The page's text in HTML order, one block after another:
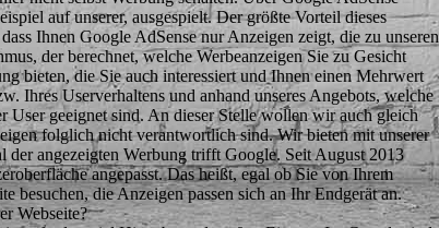
auf unserer, ausgespielt. Der größte Vorteil dieses
Ihnen Google AdSense nur Anzeigen zeigt, die zu unseren
der berechnet, welche Werbeanzeigen Sie zu Gesicht
bieten, die Sie auch interessiert und Ihnen einen Mehrwert
Ihres Userverhaltens und anhand unseres Angebots, welche
User geeignet sind. An dieser Stelle wollen wir auch gleich
folglich nicht verantwortlich sind. Wir bieten mit unserer
angezeigten Werbung trifft Google. Seit August 2013
angepasst. Das heißt, egal ob Sie von Ihrem
besuchen, die Anzeigen passen sich an Ihr Endgerät an.
Webseite?